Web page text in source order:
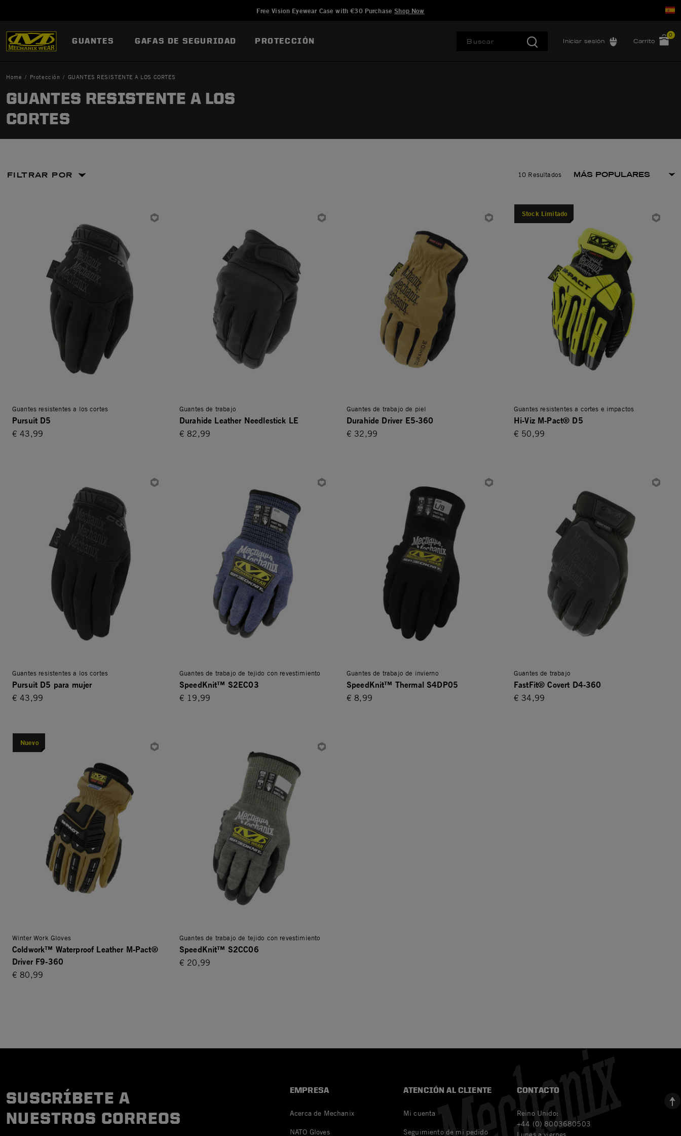
Free Vision Eyewear Case with €30 PurchaseShop Now
GUANTES GAFAS DE SEGURIDAD PROTECCIÓN Iniciar sesión Carrito
0
Home Protección GUANTES RESISTENTE A LOS CORTES
GUANTES RESISTENTE A LOS
CORTES
FILTRAR POR 10 Resultados
Guantes resistentes a los cortes
Pursuit D5
€ 43,99
Guantes de trabajo
Durahide Leather Needlestick LE
€ 82,99
Guantes de trabajo de piel
Durahide Driver E5-360
€ 32,99
Stock Limitado
Guantes resistentes a cortes e impactos
Hi-Viz M-Pact® D5
€ 50,99
Guantes resistentes a los cortes
Pursuit D5 para mujer
€ 43,99
Guantes de trabajo de tejido con revestimiento
SpeedKnit™ S2EC03
€ 19,99
Guantes de trabajo de invierno
SpeedKnit™ Thermal S4DP05
€ 8,99
Guantes de trabajo
FastFit® Covert D4-360
€ 34,99
Nuevo
Winter Work Gloves
Coldwork™ Waterproof Leather M-Pact®
Driver F9-360
€ 80,99
Guantes de trabajo de tejido con revestimiento
SpeedKnit™ S2CC06
€ 20,99
SUSCRÍBETE A
NUESTROS CORREOS
EMPRESA
Acerca de Mechanix
NATO Gloves
ATENCIÓN AL CLIENTE
Mi cuenta
Seguimiento de mi pedido
CONTACTO
Reino Unido:
+44 (0) 8003680503
Lunes a viernes,
Añadido a Gestionar Lista de Deseos